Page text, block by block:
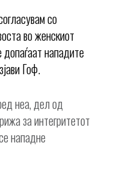
со
во женскиот
нападите
Гоф.
неа, дел од
за интегритетот
нападне